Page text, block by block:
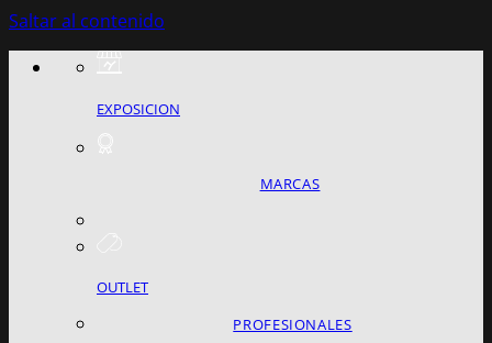
Saltar al contenido
EXPOSICION
MARCAS
OUTLET
PROFESIONALES